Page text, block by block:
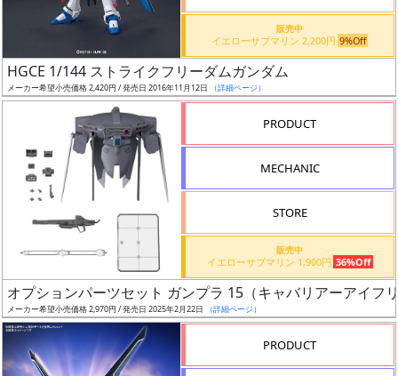
ー
ワ
レ
ー
ド
販売中
イエローサブマリン 2,200円 9%Off
HGCE 1/144 ストライクフリーダムガンダム
メーカー希望小売価格 2,420円 / 発売日 2016年11月12日 （詳細ページ）
PRODUCT
MECHANIC
STORE
販売中
イエローサブマリン 1,900円 36%Off
オプションパーツセット ガンプラ 15（キャバリアーアイフ
メーカー希望小売価格 2,970円 / 発売日 2025年2月22日 （詳細ページ）
PRODUCT